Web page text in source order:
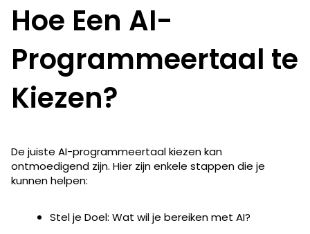
Hoe Een AI-
Programmeertaal te
Kiezen?
De juiste AI-programmeertaal kiezen kan
ontmoedigend zijn. Hier zijn enkele stappen die je
kunnen helpen:
Stel je Doel: Wat wil je bereiken met AI?